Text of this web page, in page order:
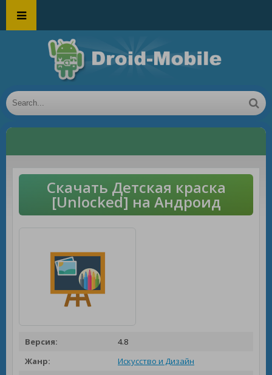
Скачать Детская краска
[Unlocked] на Андроид
Версия:
4.8
Жанр:
Искусство и Дизайн